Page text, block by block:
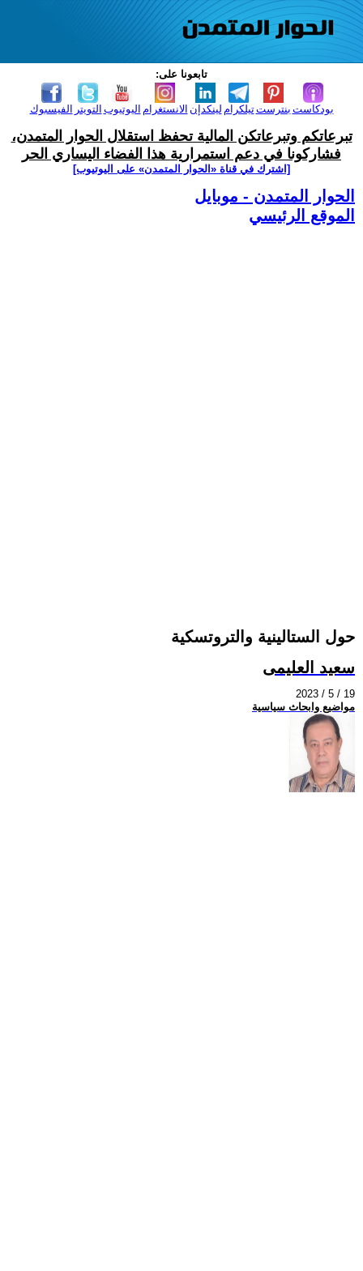
تابعونا على:
الفيسبوك التويتر اليوتيوب الانستغرام لينكدإن تيلكرامبنترست بودكاست
تبرعاتكم وتبرعاتكن المالية تحفظ استقلال الحوار المتمدن،
فشاركونا في دعم استمرارية هذا الفضاء اليساري الحر
[اشترك في قناة ‫«الحوار المتمدن» على اليوتيوب]
الحوار المتمدن - موبايل
الموقع الرئيسي
حول الستالينية والتروتسكية
سعيد العليمى
2023 / 5 / 19
مواضيع وابحاث سياسية